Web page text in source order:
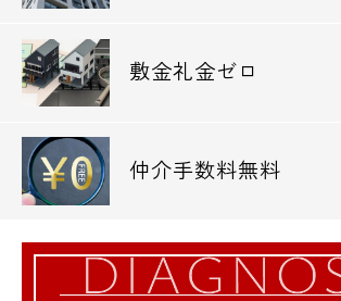
敷金礼金ゼロ
仲介手数料無料